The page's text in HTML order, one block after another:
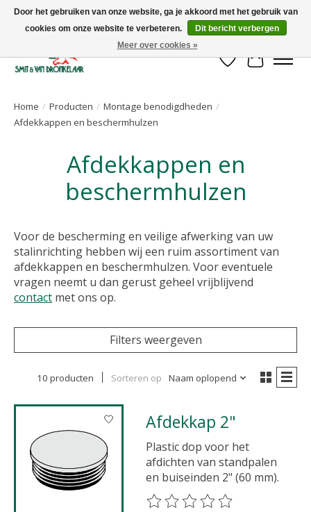
Uw leverancier voor stalinrichtingen en het opruwen van betonvloeren!
Verlanglijst
Home / Producten / Montage benodigdheden /
Afdekkappen en beschermhulzen
Afdekkappen en
beschermhulzen
Voor de bescherming en veilige afwerking van uw
stalinrichting hebben wij een ruim assortiment van
afdekkappen en beschermhulzen. Voor eventuele
vragen neemt u dan gerust geheel vrijblijvend
contact met ons op.
Filters weergeven
10 producten Sorteren op Naam oplopend
Afdekkap 2"
Plastic dop voor het
afdichten van standpalen
en buiseinden 2" (60 mm).
De beoordeling van dit
Door het gebruiken van onze website, ga je akkoord met het gebruik van
cookies om onze website te verbeteren.
Dit bericht verbergen
Meer over cookies »